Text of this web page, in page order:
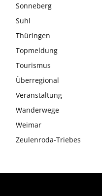
Sonneberg
Suhl
Thüringen
Topmeldung
Tourismus
Überregional
Veranstaltung
Wanderwege
Weimar
Zeulenroda-Triebes